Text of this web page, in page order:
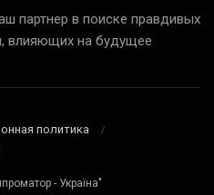
партнер в поиске правдивых
влияющих на будущее
политика
- Україна"